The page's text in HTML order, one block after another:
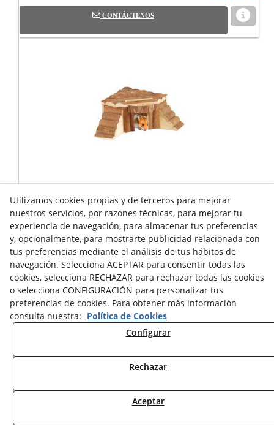
CONTÁCTENOS
11,45 €
CONTÁCTENOS
Utilizamos cookies propias y de terceros para mejorar
nuestros servicios, por razones técnicas, para mejorar tu
experiencia de navegación, para almacenar tus preferencias
y, opcionalmente, para mostrarte publicidad relacionada con
tus preferencias mediante el análisis de tus hábitos de
navegación. Selecciona ACEPTAR para consentir todas las
cookies, selecciona RECHAZAR para rechazar todas las cookies
o selecciona CONFIGURACIÓN para personalizar tus
preferencias de cookies. Para obtener más información
consulta nuestra: Política de Cookies
Configurar
Rechazar
Aceptar